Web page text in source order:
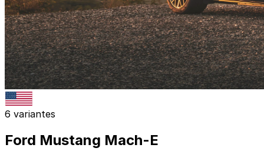
6 variantes
Ford Mustang Mach-E